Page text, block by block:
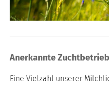
Anerkannte
Eine Vielzahl unserer